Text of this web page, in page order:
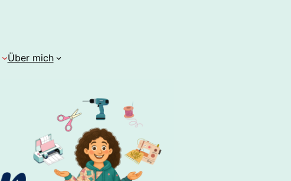
Über mich